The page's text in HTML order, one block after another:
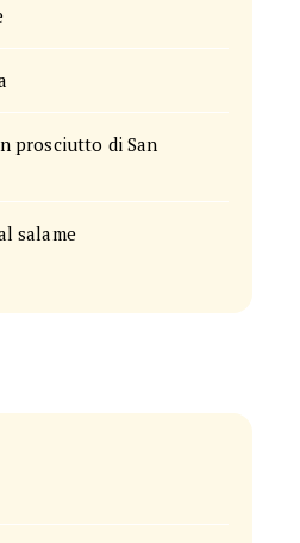
prosciutto di San
salame